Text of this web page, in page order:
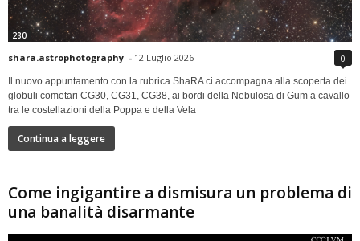
280
shara.astrophotography - 12 Luglio 2026 0
Il nuovo appuntamento con la rubrica ShaRA ci accompagna alla scoperta dei
globuli cometari CG30, CG31, CG38, ai bordi della Nebulosa di Gum a cavallo
tra le costellazioni della Poppa e della Vela
Continua a leggere
Come ingigantire a dismisura un problema di
una banalità disarmante